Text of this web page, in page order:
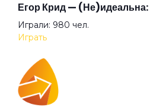
Грязь
Гуру
Валентин Стрыкало — Gay
гитары
Перейти
Егор Крид — (Не)идеальна:
Играли: 980 чел.
Играть